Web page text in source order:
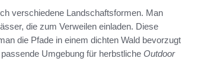
verschiedene Landschaftsformen. Man
die zum Verweilen einladen. Diese
die Pfade in einem dichten Wald bevorzugt
Umgebung für herbstliche Outdoor